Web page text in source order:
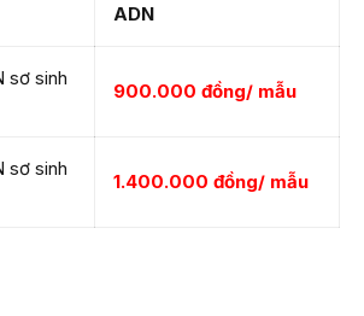
ADN
sơ sinh
900.000 đồng/ mẫu
sơ sinh
1.400.000 đồng/ mẫu